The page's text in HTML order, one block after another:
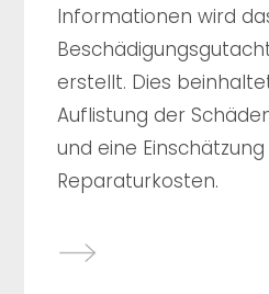
Informationen wird
erstellt. Dies
Auflistung der
und eine
Reparaturkosten.